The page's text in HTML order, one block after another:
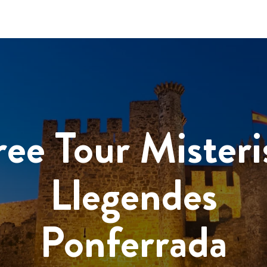
Tour
Llegendes
Ponferrada